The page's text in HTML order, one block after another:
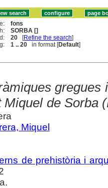
fons
SORBA []
20 [Refine the search]
1 .. 20 in format [Default]
Miquel de Sorba
Miquel
de prehistòria i